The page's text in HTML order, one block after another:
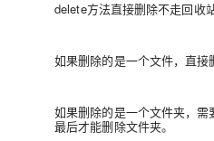
delete方法直接删除不走回收站
如果删除的是一个文件，直接
如果删除的是一个文件夹，需
最后才能删除文件夹。